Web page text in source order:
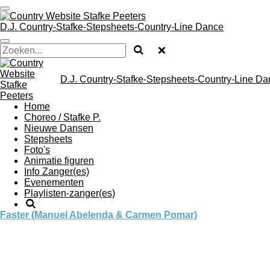
Ga
direct
naar
de
hoofdinhoud
D.J. Country-Stafke-Stepsheets-Country-Line Dance
D.J. Country-Stafke-Stepsheets-Country-Line
Home
Choreo / Stafke P.
Nieuwe Dansen
Stepsheets
Foto's
Animatie figuren
Info Zanger(es)
Evenementen
Playlisten-zanger(es)
Faster (Manuel Abelenda & Carmen Pomar)